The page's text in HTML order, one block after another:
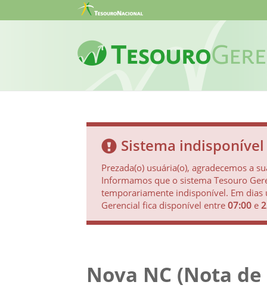
Sistema indisponível
Prezada(o) usuária(o), agradecemos a
Informamos que o sistema Tesouro
temporariamente indisponível. Em dias
Gerencial fica disponível entre 07:00 e
Nova NC (Nota de